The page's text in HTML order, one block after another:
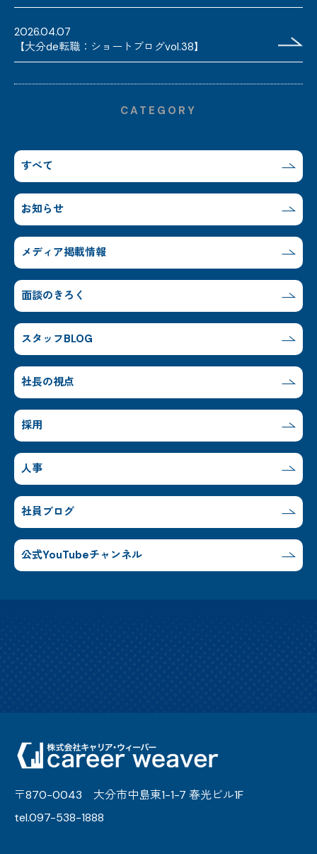
2026.04.07
【大分de転職：ショートブログvol.38】
CATEGORY
すべて
お知らせ
メディア掲載情報
面談のきろく
スタッフBLOG
社長の視点
採用
人事
社員ブログ
公式YouTubeチャンネル
〒870-0043 大分市中島東1-1-7 春光ビル1F
tel.097-538-1888